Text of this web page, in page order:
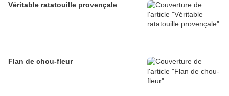
Véritable ratatouille provençale
Flan de chou-fleur